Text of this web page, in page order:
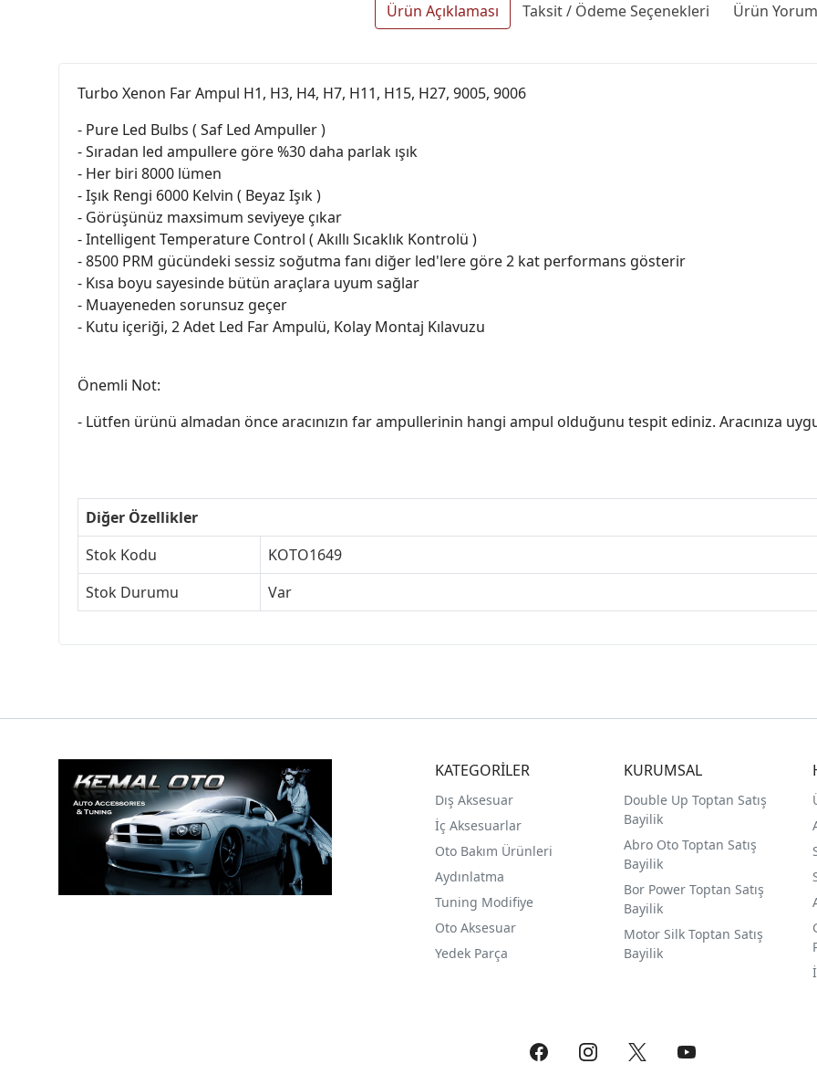
Ürün Açıklaması Taksit / Ödeme Seçenekleri Ürün
Turbo Xenon Far Ampul H1, H3, H4, H7, H11, H15, H27, 9005, 9006
- Pure Led Bulbs ( Saf Led Ampuller )
- Sıradan led ampullere göre %30 daha parlak ışık
- Her biri 8000 lümen
- Işık Rengi 6000 Kelvin ( Beyaz Işık )
- Görüşünüz maxsimum seviyeye çıkar
- Intelligent Temperature Control ( Akıllı Sıcaklık Kontrolü )
- 8500 PRM gücündeki sessiz soğutma fanı diğer led'lere göre 2 kat performans gösterir
- Kısa boyu sayesinde bütün araçlara uyum sağlar
- Muayeneden sorunsuz geçer
- Kutu içeriği, 2 Adet Led Far Ampulü, Kolay Montaj Kılavuzu
Önemli Not:
- Lütfen ürünü almadan önce aracınızın far ampullerinin hangi ampul olduğunu tespit ediniz. Aracınıza
Diğer Özellikler
Stok Kodu
KOTO1649
Stok Durumu
Var
KATEGORİLER
Dış Aksesuar
İç Aksesuarlar
Oto Bakım Ürünleri
Aydınlatma
Tuning Modifiye
Oto Aksesuar
Yedek Parça
KURUMSAL
Double Up Toptan Satış
Bayilik
Abro Oto Toptan Satış
Bayilik
Bor Power Toptan Satış
Bayilik
Motor Silk Toptan Satış
Bayilik